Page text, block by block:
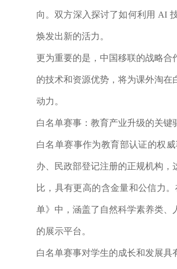
向。双方深入探讨了如何利用 AI
焕发出新的活力。
更为重要的是，中国移联的战略合
的技术和资源优势，将为课外淘
动力。
白名单赛事：教育产业升级的关键
白名单赛事作为教育部认证的权
办、民政部登记注册的正规机构
比，具有更高的含金量和公信力
单》中，涵盖了自然科学素养类
的展示平台。
白名单赛事对学生的成长和发展